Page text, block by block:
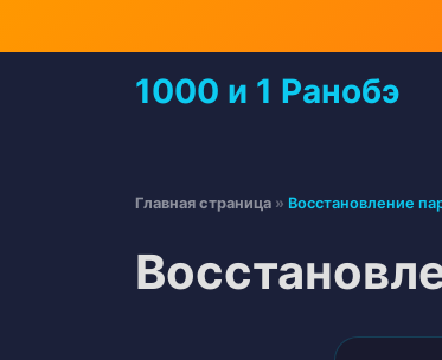
1000 и 1 Ранобэ
Главная страница » Восстановление